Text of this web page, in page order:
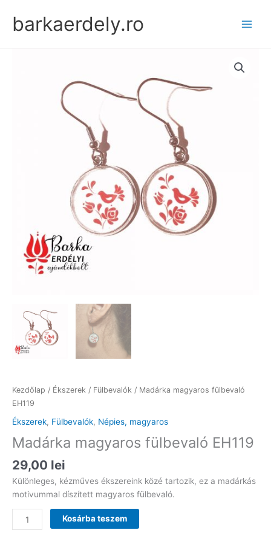
contentbarkaerdely.ro
Kezdőlap / Ékszerek / Fülbevalók / Madárka magyaros fülbevaló
EH119
Ékszerek, Fülbevalók, Népies, magyaros
Madárka magyaros fülbevaló EH119
29,00 lei
Különleges, kézműves ékszereink közé tartozik, ez a madárkás
motivummal díszített magyaros fülbevaló.
Madárka
magyaros
Kosárba teszem